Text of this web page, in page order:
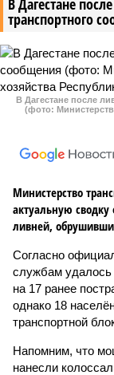
В Дагестане
транспортного
В Дагестане после
(фото:
Министерство
актуальную
ливней,
Согласно
службам удалось
на 17 ранее
однако 18
транспортной
Напомним, что
нанесли